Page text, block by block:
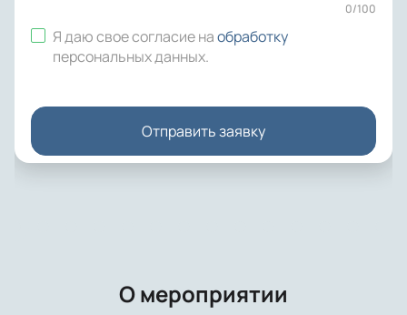
0/100
Я даю свое согласие наобработку
персональных данных.
Отправить заявку
О мероприятии